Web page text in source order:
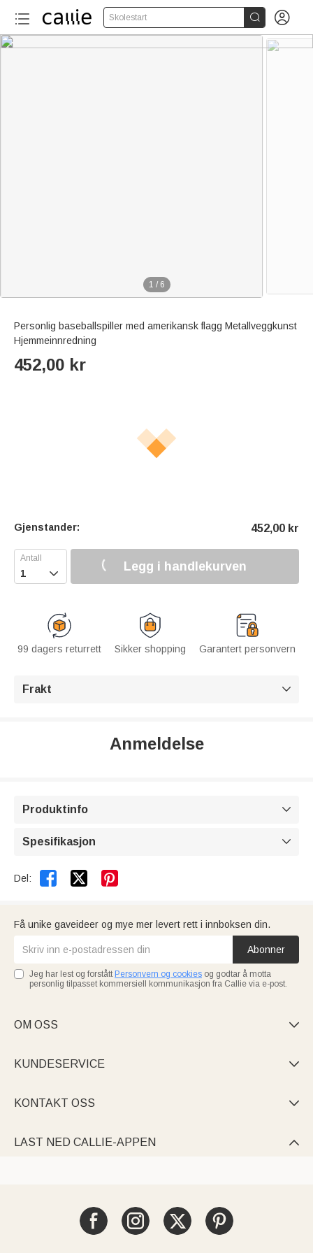
Skolestart  
1 / 6
Personlig baseballspiller med amerikansk flagg Metallveggkunst
Hjemmeinnredning
452,00 kr
Gjenstander: 452,00 kr
 Legg i handlekurven
99 dagers returrett Sikker shopping Garantert personvern
Frakt 
Anmeldelse
Produktinfo 
Spesifikasjon 
Del:  
Få unike gaveideer og mye mer levert rett i innboksen din.
Abonner
Jeg har lest og forstått Personvern og cookies og godtar å motta
personlig tilpasset kommersiell kommunikasjon fra Callie via e-post.
OM OSS 
KUNDESERVICE 
KONTAKT OSS 
LAST NED CALLIE-APPEN 